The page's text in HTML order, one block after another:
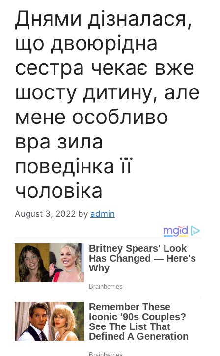
Днями дізналася,
що двоюрідна
сестра чекає вже
шосту дитину, але
мене особливо
вра зила
поведінка її
чоловіка
August 3, 2022 by admin